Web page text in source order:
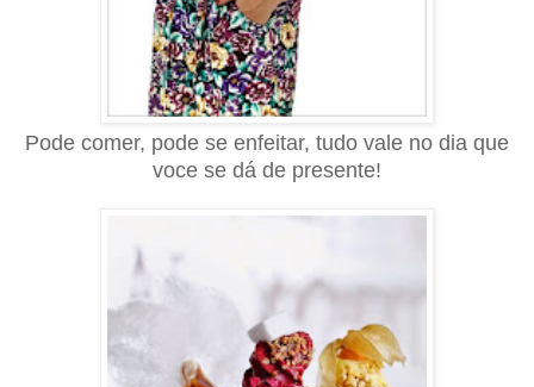
Pode comer, pode se enfeitar, tudo vale no dia que
voce se dá de presente!